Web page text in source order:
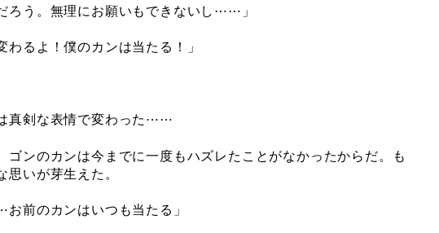
ろう。無理にお願いもできないし⋯⋯」
わるよ！僕のカンは当たる！」
真剣な表情で変わった⋯⋯
ゴンのカンは今までに一度もハズレたことがなかったからだ。も
いが芽生えた。
前のカンはいつも当たる」